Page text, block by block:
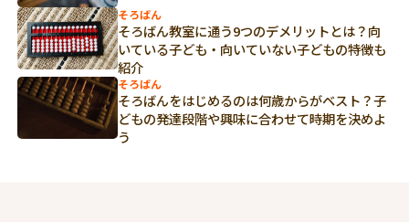
そろばん
そろばん教室に通う9つのデメリットとは？向
いている子ども・向いていない子どもの特徴も
紹介
そろばん
そろばんをはじめるのは何歳からがベスト？子
どもの発達段階や興味に合わせて時期を決めよ
う